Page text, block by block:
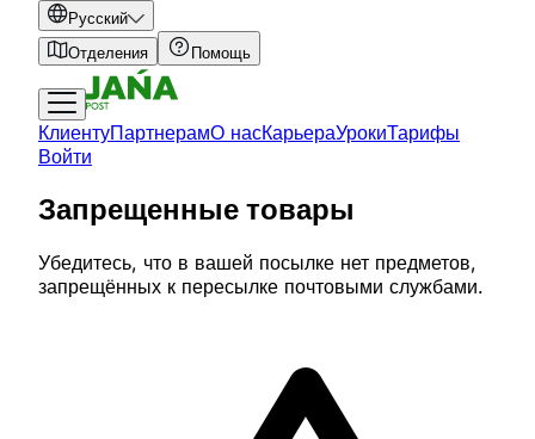
Русский
Отделения
Помощь
КлиентуПартнерамО насКарьераУрокиТарифы
Войти
Запрещенные товары
Убедитесь, что в вашей посылке нет предметов,
запрещённых к пересылке почтовыми службами.